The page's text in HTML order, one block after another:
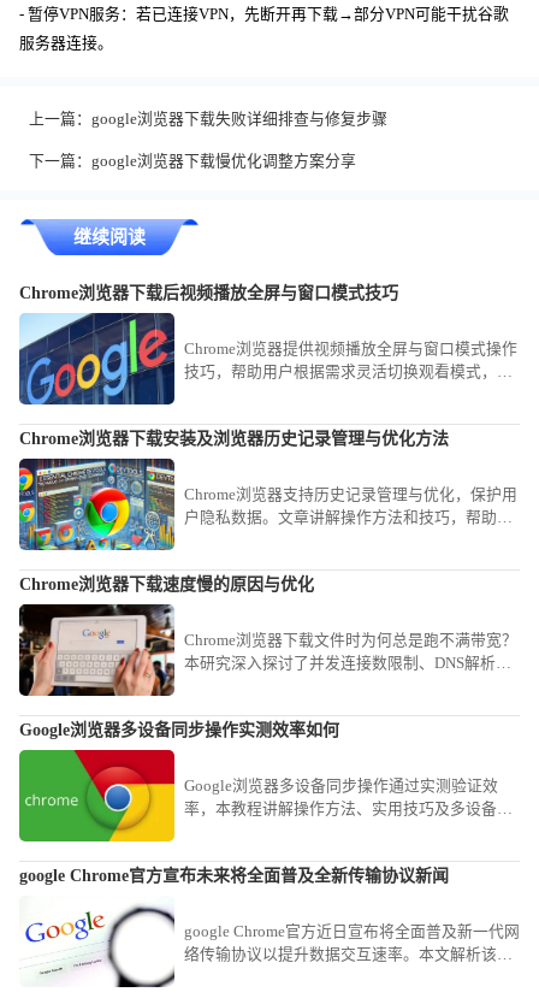
- 暂停VPN服务：若已连接VPN，先断开再下载→部分VPN可能干扰谷歌
服务器连接。
上一篇： google浏览器下载失败详细排查与修复步骤
下一篇： google浏览器下载慢优化调整方案分享
继续阅读
Chrome浏览器下载后视频播放全屏与窗口模式技巧
Chrome浏览器提供视频播放全屏与窗口模式操作
技巧，帮助用户根据需求灵活切换观看模式，提
Chrome浏览器下载安装及浏览器历史记录管理与优化方法
Chrome浏览器支持历史记录管理与优化，保护用
户隐私数据。文章讲解操作方法和技巧，帮助用
Chrome浏览器下载速度慢的原因与优化
Chrome浏览器下载文件时为何总是跑不满带宽？
本研究深入探讨了并发连接数限制、DNS解析延
您如何通过简单的参数微调，大幅缩短大型软件
Google浏览器多设备同步操作实测效率如何
Google浏览器多设备同步操作通过实测验证效
率，本教程讲解操作方法、实用技巧及多设备管
google Chrome官方宣布未来将全面普及全新传输协议新闻
google Chrome官方近日宣布将全面普及新一代网
络传输协议以提升数据交互速率。本文解析该新